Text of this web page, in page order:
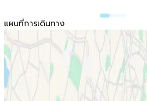
แผนที่การเดินทาง